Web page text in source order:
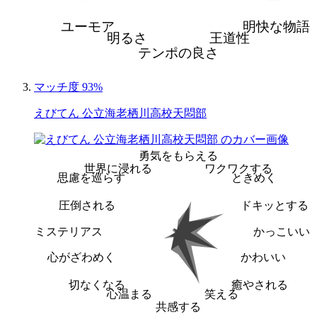
明快な物語
王道性
テンポの良さ
明るさ
ユーモア
マッチ度 93%
えびてん 公立海老栖川高校天悶部
勇気をもらえる
ワクワクする
ときめく
ドキッとする
かっこいい
かわいい
癒やされる
笑える
共感する
心温まる
切なくなる
心がざわめく
ミステリアス
圧倒される
思慮を巡らす
世界に浸れる